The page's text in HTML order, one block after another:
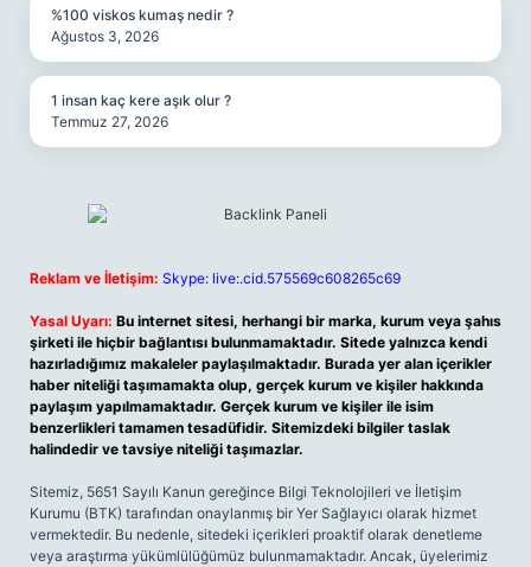
%100 viskos kumaş nedir ?
Ağustos 3, 2026
1 insan kaç kere aşık olur ?
Temmuz 27, 2026
Reklam ve İletişim: Skype: live:.cid.575569c608265c69
Yasal Uyarı: Bu internet sitesi, herhangi bir marka, kurum veya şahıs
şirketi ile hiçbir bağlantısı bulunmamaktadır. Sitede yalnızca kendi
hazırladığımız makaleler paylaşılmaktadır. Burada yer alan içerikler
haber niteliği taşımamakta olup, gerçek kurum ve kişiler hakkında
paylaşım yapılmamaktadır. Gerçek kurum ve kişiler ile isim
benzerlikleri tamamen tesadüfidir. Sitemizdeki bilgiler taslak
halindedir ve tavsiye niteliği taşımazlar.
Sitemiz, 5651 Sayılı Kanun gereğince Bilgi Teknolojileri ve İletişim
Kurumu (BTK) tarafından onaylanmış bir Yer Sağlayıcı olarak hizmet
vermektedir. Bu nedenle, sitedeki içerikleri proaktif olarak denetleme
veya araştırma yükümlülüğümüz bulunmamaktadır. Ancak, üyelerimiz